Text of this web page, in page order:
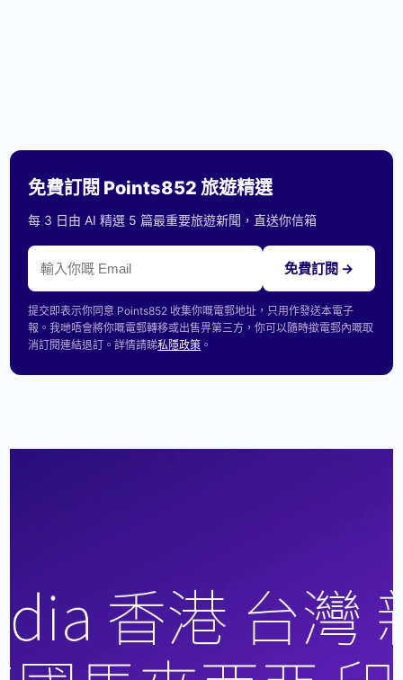
免費訂閱 Points852 旅遊精選
每 3 日由 AI 精選 5 篇最重要旅遊新聞，直送你信箱
免費訂閱 →
提交即表示你同意 Points852 收集你嘅電郵地址，只用作發送本電子
報。我哋唔會將你嘅電郵轉移或出售畀第三方，你可以隨時撳電郵內嘅取
消訂閱連結退訂。詳情請睇私隱政策 。